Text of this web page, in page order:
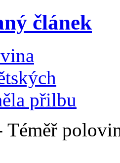
článek
Téměř